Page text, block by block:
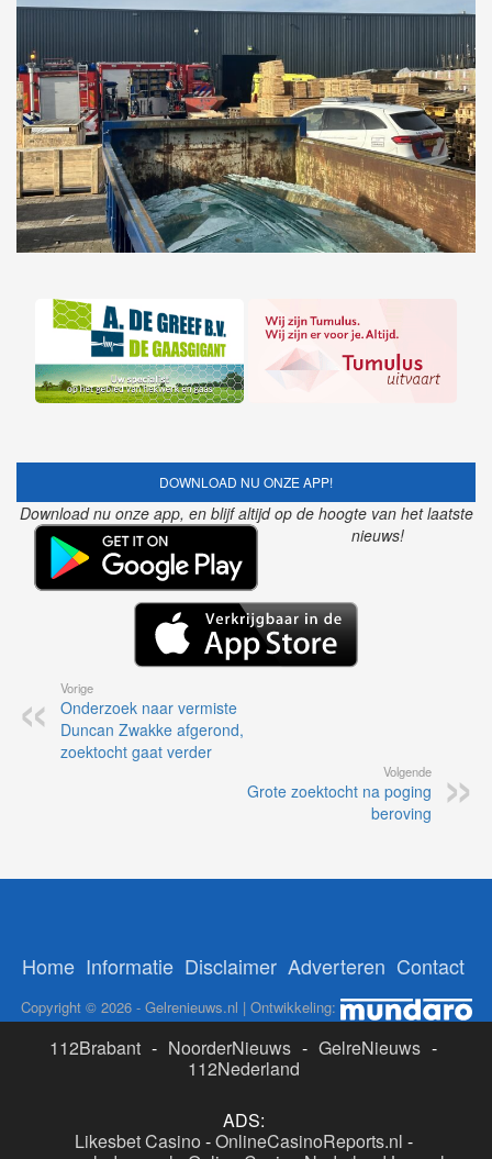
DOWNLOAD NU ONZE APP!
Download nu onze app, en blijf altijd op de hoogte van het laatste
nieuws!
Vorige
Onderzoek naar vermiste
Duncan Zwakke afgerond,
zoektocht gaat verder
Volgende
Grote zoektocht na poging
beroving
Home Informatie Disclaimer Adverteren Contact
Copyright © 2026 - Gelrenieuws.nl | Ontwikkeling:
112Brabant - NoorderNieuws - GelreNieuws -
112Nederland
ADS:
Likesbet Casino -OnlineCasinoReports.nl -